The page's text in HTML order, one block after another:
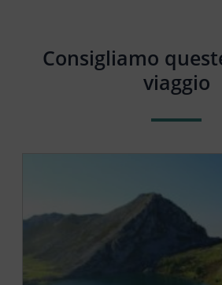
Consigliamo
viaggio